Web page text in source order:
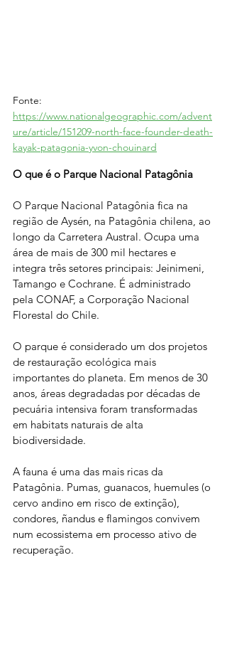
Fonte:
https://www.nationalgeographic.com/advent
ure/article/151209-north-face-founder-death-
kayak-patagonia-yvon-chouinard
O que é o Parque Nacional Patagônia
O Parque Nacional Patagônia fica na
região de Aysén, na Patagônia chilena, ao
longo da Carretera Austral. Ocupa uma
área de mais de 300 mil hectares e
integra três setores principais: Jeinimeni,
Tamango e Cochrane. É administrado
pela CONAF, a Corporação Nacional
Florestal do Chile.
O parque é considerado um dos projetos
de restauração ecológica mais
importantes do planeta. Em menos de 30
anos, áreas degradadas por décadas de
pecuária intensiva foram transformadas
em habitats naturais de alta
biodiversidade.
A fauna é uma das mais ricas da
Patagônia. Pumas, guanacos, huemules (o
cervo andino em risco de extinção),
condores, ñandus e flamingos convivem
num ecossistema em processo ativo de
recuperação.